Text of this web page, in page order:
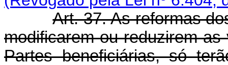
Art. 37. As reformas
modificarem ou reduzirem
Partes beneficiárias, só